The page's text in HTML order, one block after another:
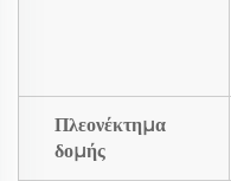
Πλεονέκτημα
δομής